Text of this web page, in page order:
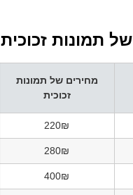
תמונות זכוכית​
מחירים של תמונות
זכוכית
220₪
280₪
400₪